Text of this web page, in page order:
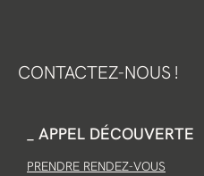
CONTACTEZ-NOUS !
_ APPEL DÉCOUVERTE
PRENDRE RENDEZ-VOUS